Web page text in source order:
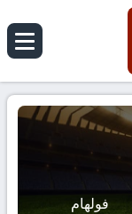
فولهام